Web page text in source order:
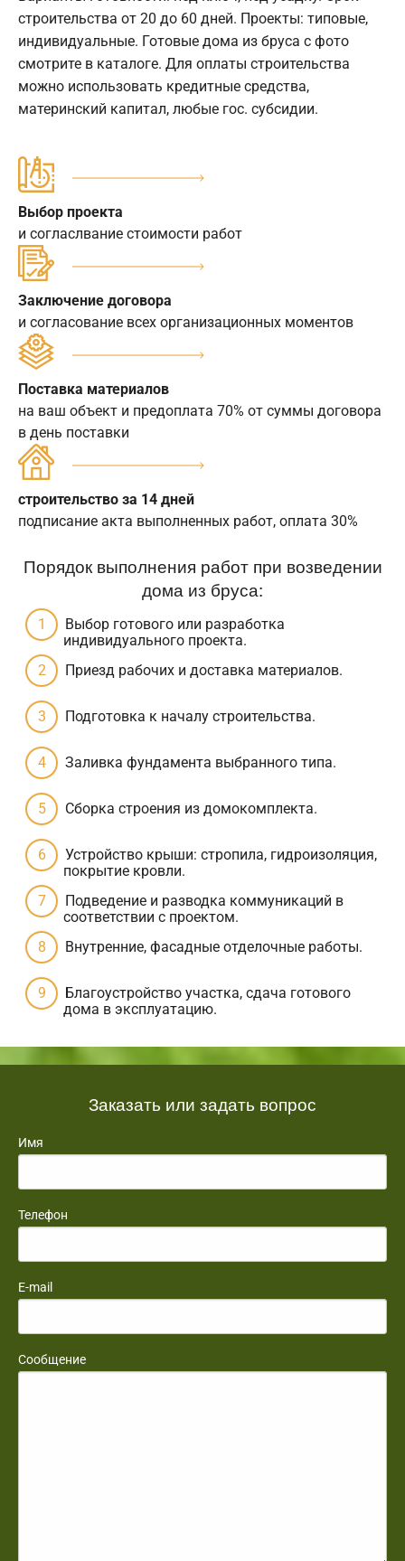
строительства от 20 до 60 дней. Проекты: типовые,
индивидуальные. Готовые дома из бруса с фото
смотрите в каталоге. Для оплаты строительства
можно использовать кредитные средства,
материнский капитал, любые гос. субсидии.
Выбор проекта
и согласлвание стоимости работ
Заключение договора
и согласование всех организационных моментов
Поставка материалов
на ваш объект и предоплата 70% от суммы договора
в день поставки
строительство за 14 дней
подписание акта выполненных работ, оплата 30%
Порядок выполнения работ при возведении
дома из бруса:
Выбор готового или разработка
индивидуального проекта.
Приезд рабочих и доставка материалов.
Подготовка к началу строительства.
Заливка фундамента выбранного типа.
Сборка строения из домокомплекта.
Устройство крыши: стропила, гидроизоляция,
покрытие кровли.
Подведение и разводка коммуникаций в
соответствии с проектом.
Внутренние, фасадные отделочные работы.
Благоустройство участка, сдача готового
дома в эксплуатацию.
Заказать или задать вопрос
Имя
Телефон
E-mail
Сообщение